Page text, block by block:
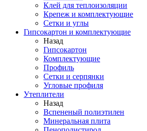
Клей для теплоизоляции
Крепеж и комплектующие
Сетки и углы
Гипсокартон и комплектующие
Назад
Гипсокартон
Комплектующие
Профиль
Сетки и серпянки
Угловые профиля
Утеплители
Назад
Вспененый полиэтилен
Минеральная плита